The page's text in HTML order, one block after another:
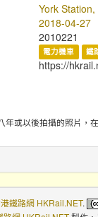
York
2018-04-27
2010221
電力機車 鐵
https://
年或以後拍攝的照片，
鐵路網 HKRail.NET.